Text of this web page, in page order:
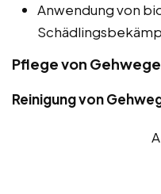
Anwendung von
Pflege von
Reinigung von